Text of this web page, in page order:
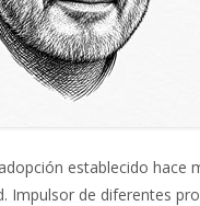
establecido hace
Impulsor de diferentes